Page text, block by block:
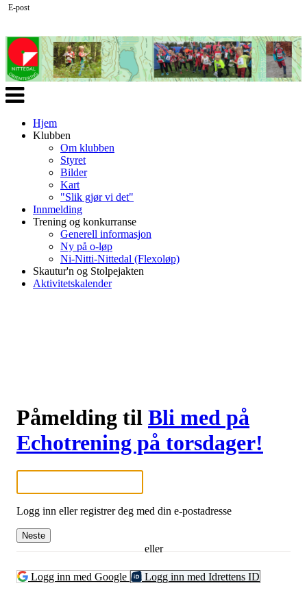
Veksle
navigasjon
Hjem
Klubben
Om klubben
Styret
Bilder
Kart
"Slik gjør vi det"
Innmelding
Trening og konkurranse
Generell informasjon
Ny på o-løp
Ni-Nitti-Nittedal (Flexoløp)
Skautur'n og Stolpejakten
Aktivitetskalender
Påmelding til Bli med på
Echotrening på torsdager!
E-post
Logg inn eller registrer deg med din e-postadresse
Neste
eller
Logg inn med Google Logg inn med Idrettens ID